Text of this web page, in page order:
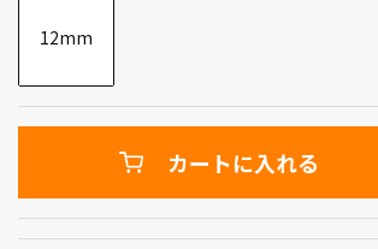
12mm
カートに入れる